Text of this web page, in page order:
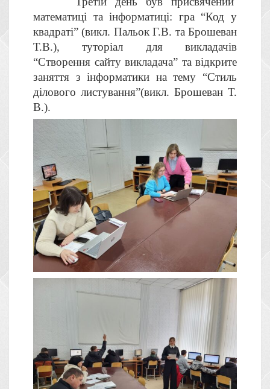
математиці та інформатиці: гра “Код у
квадраті” (викл. Пальок Г.В. та Брошеван
Т.В.), туторіал для викладачів
“Створення сайту викладача” та відкрите
заняття з інформатики на тему “Стиль
ділового листування”(викл. Брошеван Т.
В.).